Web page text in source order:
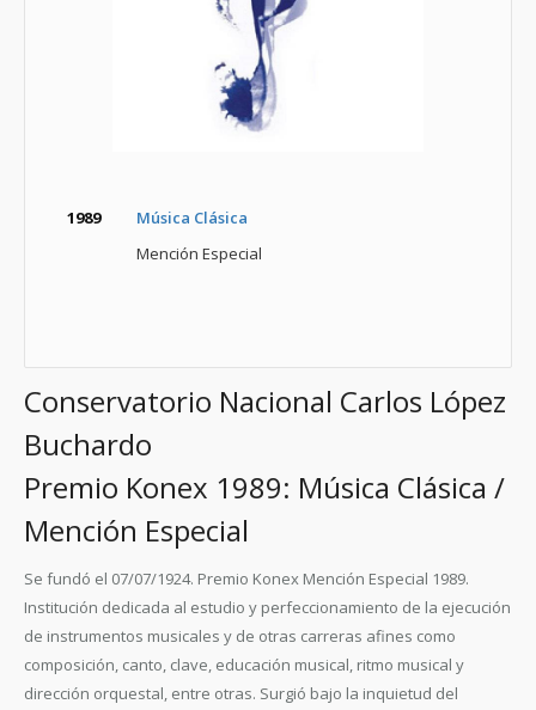
1989
Música Clásica
Mención Especial
Conservatorio Nacional Carlos López
Buchardo
Premio Konex 1989: Música Clásica /
Mención Especial
Se fundó el 07/07/1924. Premio Konex Mención Especial 1989.
Institución dedicada al estudio y perfeccionamiento de la ejecución
de instrumentos musicales y de otras carreras afines como
composición, canto, clave, educación musical, ritmo musical y
dirección orquestal, entre otras. Surgió bajo la inquietud del